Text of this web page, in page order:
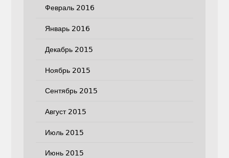
Февраль 2016
Январь 2016
Декабрь 2015
Ноябрь 2015
Сентябрь 2015
Август 2015
Июль 2015
Июнь 2015